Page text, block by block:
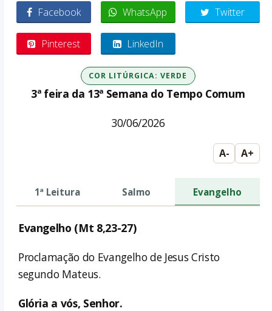
Facebook WhatsApp Twitter
Pinterest LinkedIn
COR LITÚRGICA: VERDE
3ª feira da 13ª Semana do Tempo Comum
30/06/2026
A- A+
1ª Leitura Salmo Evangelho
Evangelho (Mt 8,23-27)
Proclamação do Evangelho de Jesus Cristo
segundo Mateus.
Glória a vós, Senhor.